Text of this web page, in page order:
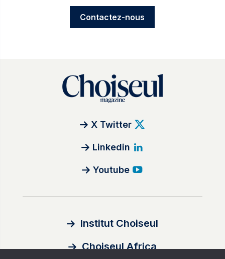
Contactez-nous
X Twitter
Linkedin
Youtube
Institut Choiseul
Choiseul Africa